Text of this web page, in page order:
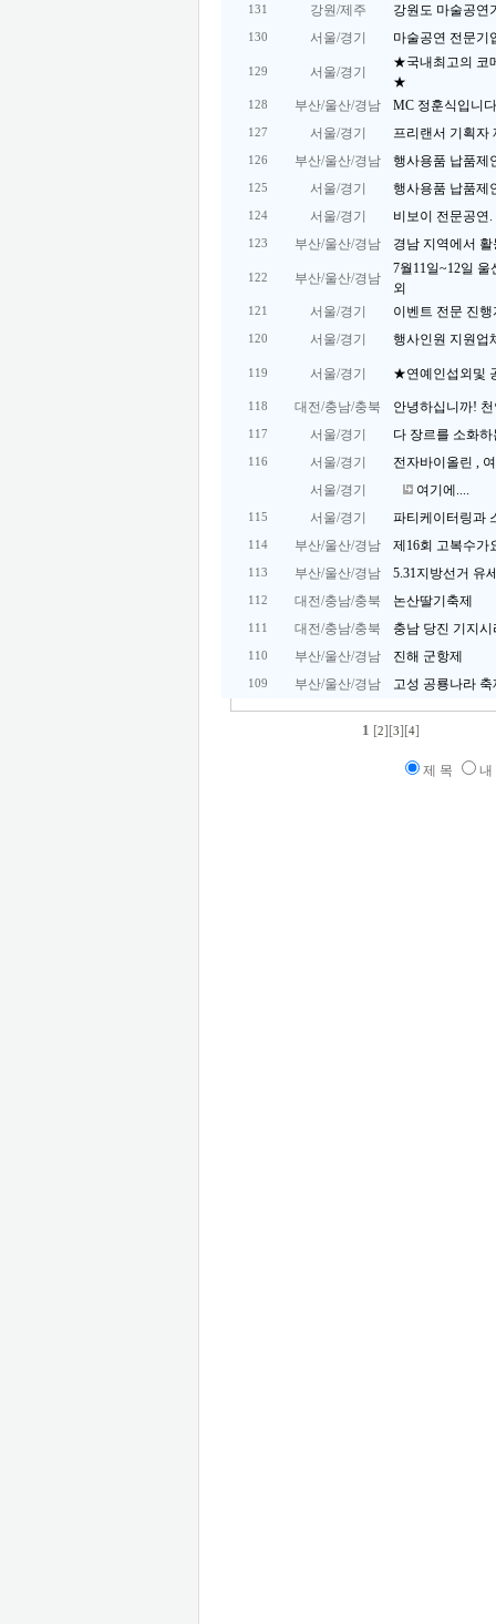
131 강원/제주 강원도 마술공연
130 서울/경기 마술공연 전문기
129 서울/경기
★국내최고의 코
★
128 부산/울산/경남 MC 정훈식입니
127 서울/경기 프리랜서 기획자
126 부산/울산/경남 행사용품 납품제
125 서울/경기 행사용품 납품제
124 서울/경기 비보이 전문공연
123 부산/울산/경남 경남 지역에서
122 부산/울산/경남
7월11일~12일
외
121 서울/경기 이벤트 전문 진행
120 서울/경기 행사인원 지원업
119 서울/경기 ★연예인섭외및
118 대전/충남/충북 안녕하십니까!
117 서울/경기 다 장르를 소화
116 서울/경기
전자바이올린 ,
서울/경기
여기에....
115 서울/경기 파티케이터링과
114 부산/울산/경남 제16회 고복수가
113 부산/울산/경남 5.31지방선거 유
112 대전/충남/충북 논산딸기축제
111 대전/충남/충북 충남 당진 기지
110 부산/울산/경남 진해 군항제
109 부산/울산/경남 고성 공룡나라 축
1 [2][3][4]
제 목